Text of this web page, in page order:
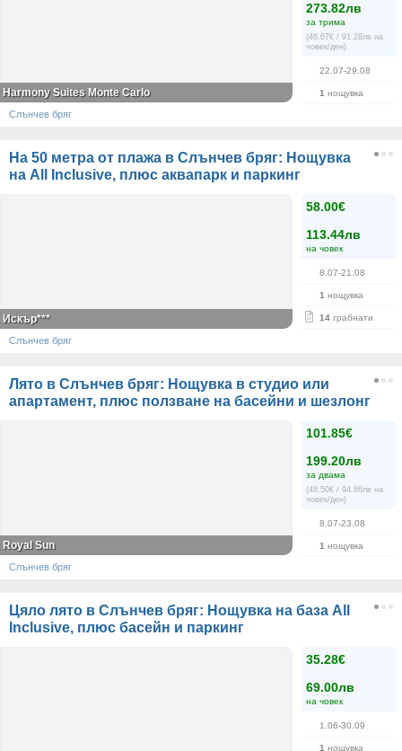
273.82лв
за трима
(46.67€ / 91.28лв на
човек/ден)
22.07-29.08
1 нощувка
Harmony Suites Monte Carlo
Слънчев бряг
На 50 метра от плажа в Слънчев бряг: Нощувка
на All Inclusive, плюс аквапарк и паркинг
58.00€
113.44лв
на човек
8.07-21.08
1 нощувка
14 грабнати
Искър***
Слънчев бряг
Лято в Слънчев бряг: Нощувка в студио или
апартамент, плюс ползване на басейни и шезлонг
101.85€
199.20лв
за двама
(48.50€ / 94.86лв на
човек/ден)
8.07-23.08
1 нощувка
Royal Sun
Слънчев бряг
Цяло лято в Слънчев бряг: Нощувка на база All
Inclusive, плюс басейн и паркинг
35.28€
69.00лв
на човек
1.06-30.09
1 нощувка